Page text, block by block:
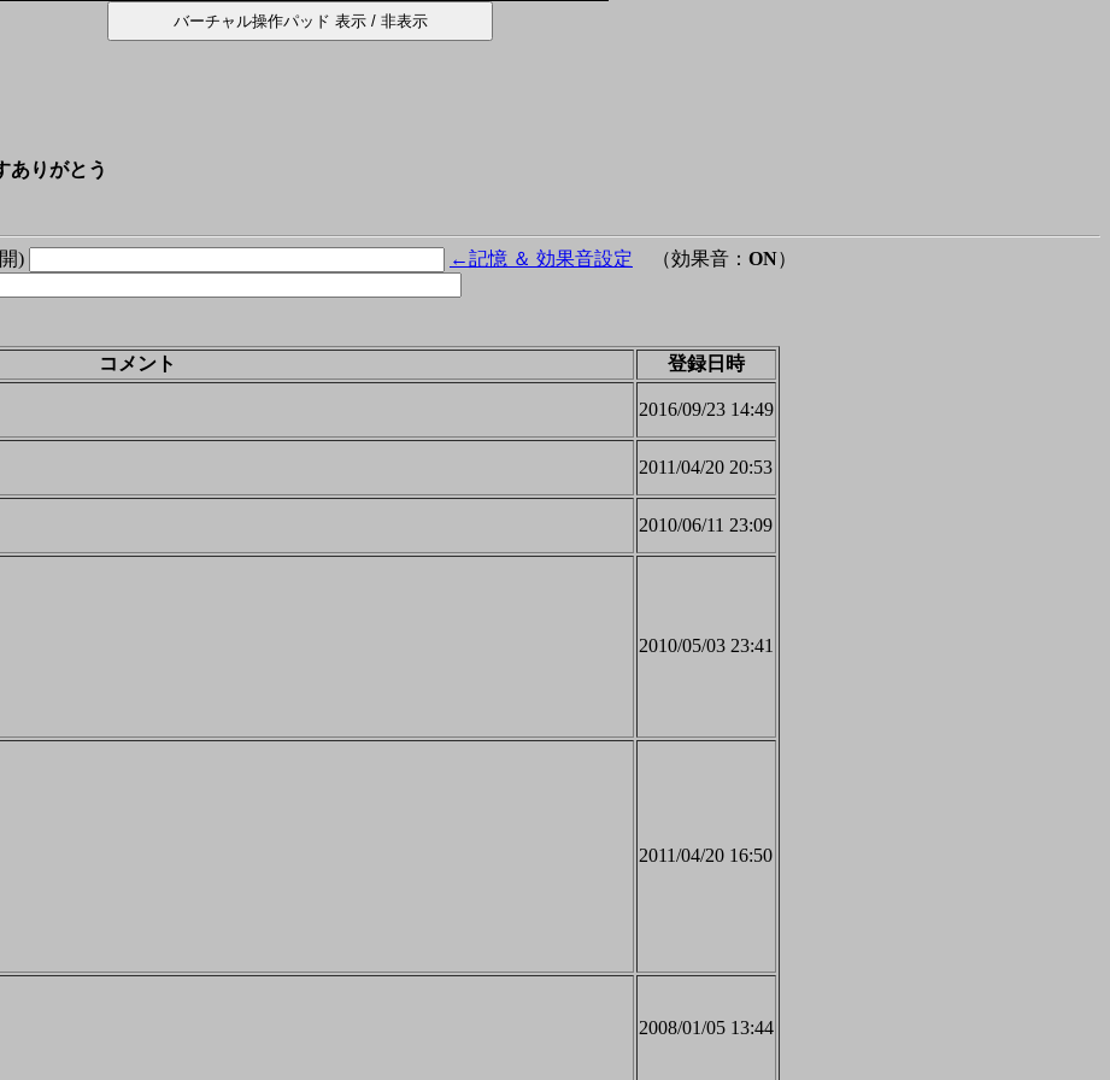
ありがとう
) ←記憶 ＆ 効果音設定 （効果音： ON）
コメント 登録日時
2016/09/23 14:49
2011/04/20 20:53
2010/06/11 23:09
2010/05/03 23:41
2011/04/20 16:50
2008/01/05 13:44